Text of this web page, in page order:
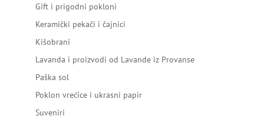
Gift i prigodni pokloni
Keramički pekači i čajnici
Kišobrani
Lavanda i proizvodi od Lavande iz Provanse
Paška sol
Poklon vrećice i ukrasni papir
Suveniri